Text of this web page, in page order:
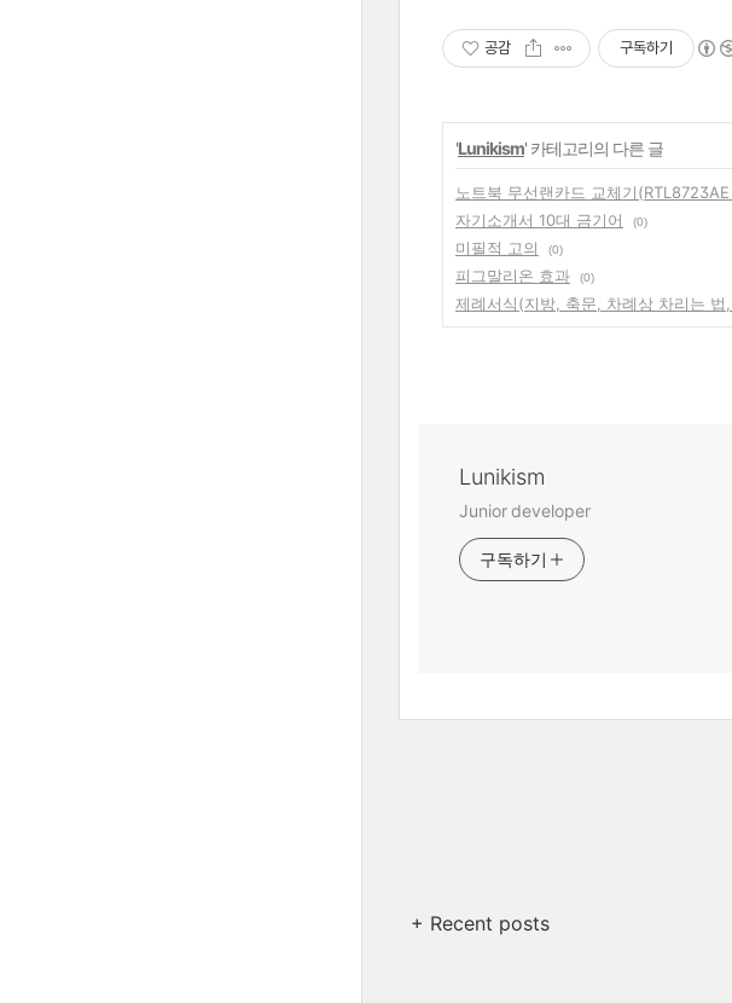
공감 구독하기
'Lunikism' 카테고리의 다른 글
노트북 무선랜카드 교체기
자기소개서 10대 금기어
(0)
미필적 고의
(0)
피그말리온 효과
(0)
제례서식(지방, 축문, 차례상 차리는 법
Lunikism
Junior developer
구독하기
+ Recent posts